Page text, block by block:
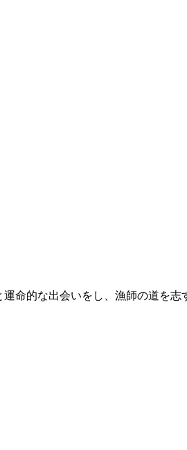
命的な出会いをし、漁師の道を志